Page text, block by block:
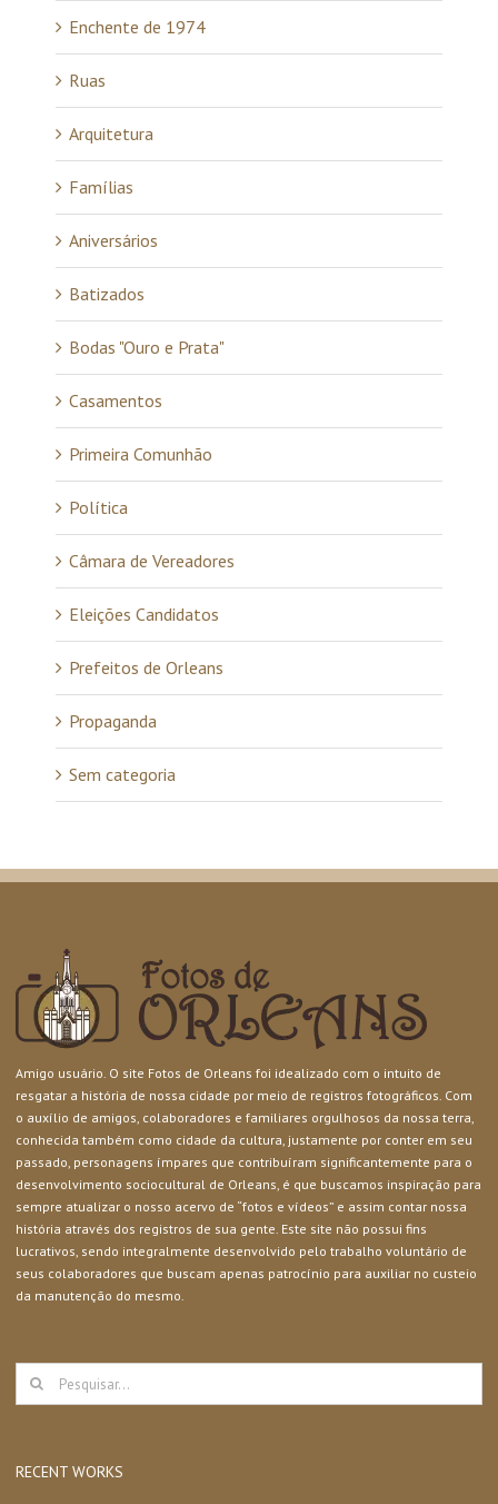
Enchente de 1974
Ruas
Arquitetura
Famílias
Aniversários
Batizados
Bodas "Ouro e Prata"
Casamentos
Primeira Comunhão
Política
Câmara de Vereadores
Eleições Candidatos
Prefeitos de Orleans
Propaganda
Sem categoria
Amigo usuário. O site Fotos de Orleans foi idealizado com o intuito de
resgatar a história de nossa cidade por meio de registros fotográficos. Com
o auxílio de amigos, colaboradores e familiares orgulhosos da nossa terra,
conhecida também como cidade da cultura, justamente por conter em seu
passado, personagens ímpares que contribuíram significantemente para o
desenvolvimento sociocultural de Orleans, é que buscamos inspiração para
sempre atualizar o nosso acervo de “fotos e vídeos” e assim contar nossa
história através dos registros de sua gente. Este site não possui fins
lucrativos, sendo integralmente desenvolvido pelo trabalho voluntário de
seus colaboradores que buscam apenas patrocínio para auxiliar no custeio
da manutenção do mesmo.
Buscar
resultados
RECENT WORKS